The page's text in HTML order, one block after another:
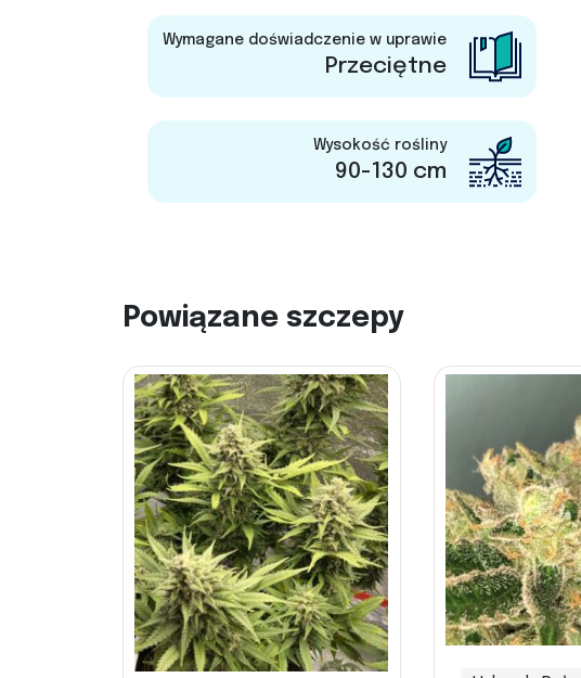
Wymagane doświadczenie w uprawie
Przeciętne
Wysokość rośliny
90-130 cm
Powiązane szczepy